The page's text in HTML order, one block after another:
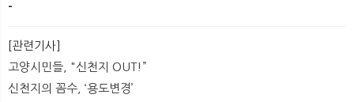
-
[관련기사]
고양시민들, "신천지 OUT!”
신천지의 꼼수, ‘용도변경’